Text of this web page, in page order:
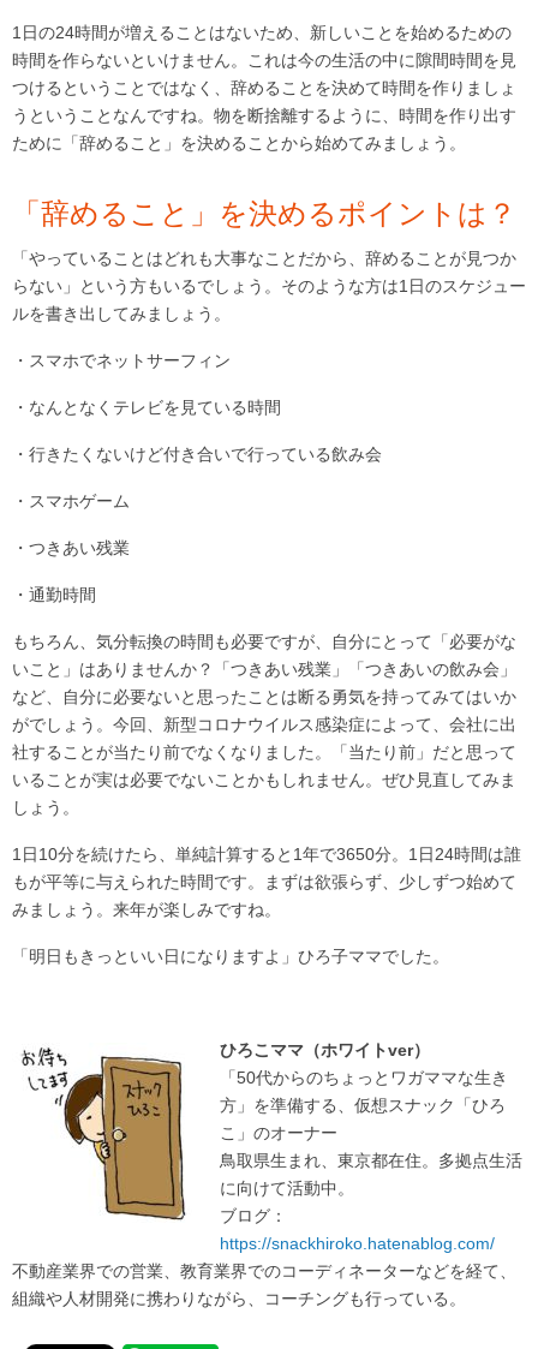
1日の24時間が増えることはないため、新しいことを始めるための
時間を作らないといけません。これは今の生活の中に隙間時間を見
つけるということではなく、辞めることを決めて時間を作りましょ
うということなんですね。物を断捨離するように、時間を作り出す
ために「辞めること」を決めることから始めてみましょう。
「辞めること」を決めるポイントは？
「やっていることはどれも大事なことだから、辞めることが見つか
らない」という方もいるでしょう。そのような方は1日のスケジュー
ルを書き出してみましょう。
・スマホでネットサーフィン
・なんとなくテレビを見ている時間
・行きたくないけど付き合いで行っている飲み会
・スマホゲーム
・つきあい残業
・通勤時間
もちろん、気分転換の時間も必要ですが、自分にとって「必要がな
いこと」はありませんか？「つきあい残業」「つきあいの飲み会」
など、自分に必要ないと思ったことは断る勇気を持ってみてはいか
がでしょう。今回、新型コロナウイルス感染症によって、会社に出
社することが当たり前でなくなりました。「当たり前」だと思って
いることが実は必要でないことかもしれません。ぜひ見直してみま
しょう。
1日10分を続けたら、単純計算すると1年で3650分。1日24時間は誰
もが平等に与えられた時間です。まずは欲張らず、少しずつ始めて
みましょう。来年が楽しみですね。
「明日もきっといい日になりますよ」ひろ子ママでした。
ひろこママ（ホワイトver）
「50代からのちょっとワガママな生き
方」を準備する、仮想スナック「ひろ
こ」のオーナー
鳥取県生まれ、東京都在住。多拠点生活
に向けて活動中。
ブログ：
https://snackhiroko.hatenablog.com/
不動産業界での営業、教育業界でのコーディネーターなどを経て、
組織や人材開発に携わりながら、コーチングも行っている。